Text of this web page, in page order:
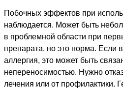
Побочных эффектов при
наблюдается. Может быть
в проблемной области при
препарата, но это норма. Если
аллергия, это может быть
непереносимостью. Нужно
лечения или от профилактики.